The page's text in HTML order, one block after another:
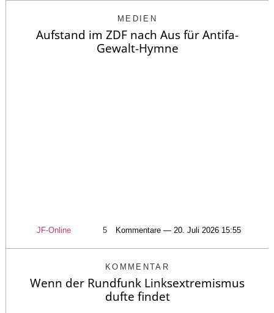
MEDIEN
Aufstand im ZDF nach Aus für Antifa-
Gewalt-Hymne
JF-Online 5 Kommentare — 20. Juli 2026 15:55
KOMMENTAR
Wenn der Rundfunk Linksextremismus
dufte findet